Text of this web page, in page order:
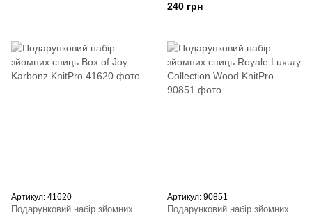
240 грн
Артикул: 41620
Подарунковий набір зйомних
Артикул: 90851
Подарунковий набір зйомних